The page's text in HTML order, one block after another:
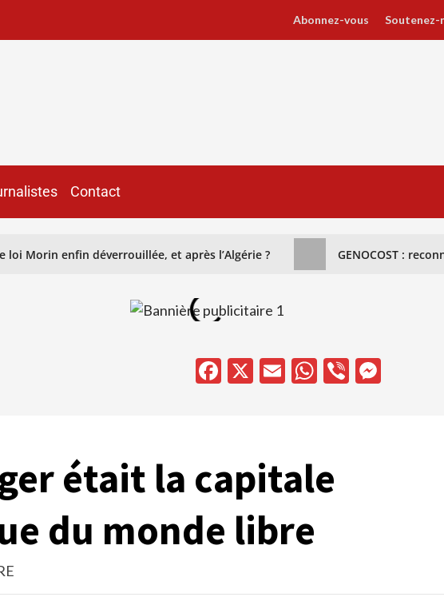
Abonnez-vous Soutenez-
Contact
loi Morin enfin déverrouillée, et après l’Algérie ? GENOCOST :
Facebook
X EmailWhatsApp
Viber
était la capitale
du monde libre